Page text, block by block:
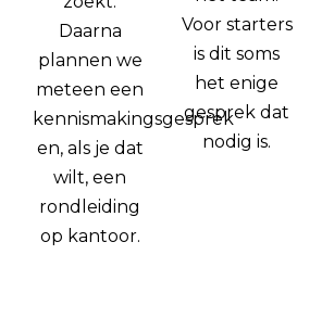
Daarna
plannen we
meteen een
kennismakingsgesprek
en, als je dat
wilt, een
rondleiding
op kantoor.
Voor starters
is dit soms
het enige
gesprek dat
nodig is.